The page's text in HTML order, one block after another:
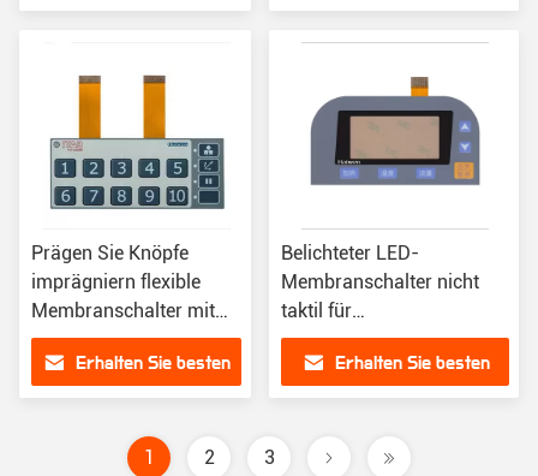
Prägen Sie Knöpfe
imprägniern flexible
Membranschalter mit
LED
Erhalten Sie besten
Belichteter LED-
Membranschalter nicht
taktil für
elektromagnetischen Ofen
Erhalten Sie besten
1 2 3